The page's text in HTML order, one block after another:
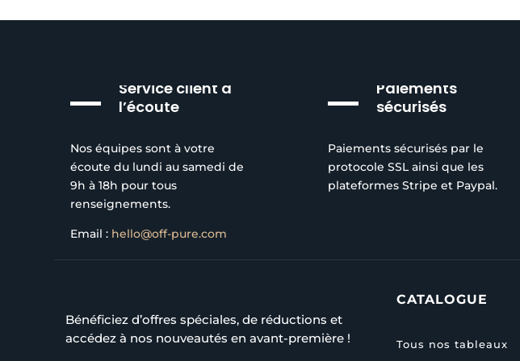
Service client à
l’écoute
Nos équipes sont à votre
écoute du lundi au samedi de
9h à 18h pour tous
renseignements.
Email : hello@off-pure.com
Paiements
sécurisés
Paiements sécurisés par le
protocole SSL ainsi que les
plateformes Stripe et Paypal.
Bénéficiez d’offres spéciales, de réductions et
accédez à nos nouveautés en avant-première !
CATALOGUE
Tous nos tableaux